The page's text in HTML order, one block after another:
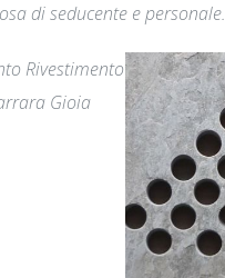
di seducente e personale.